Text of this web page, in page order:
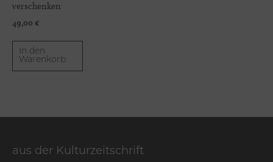
verschenken
49,00 €
In den
Warenkorb
aus der Kulturzeitschrift